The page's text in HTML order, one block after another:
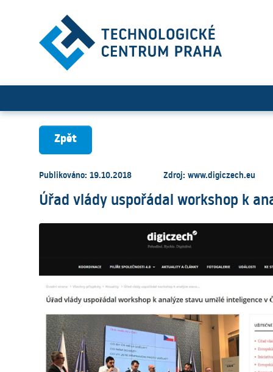
Úřad vlády uspořádal
Zpět
Publikováno: 19.10.2018 Zdroj: www.digiczech.eu
Úřad vlády uspořádal workshop k